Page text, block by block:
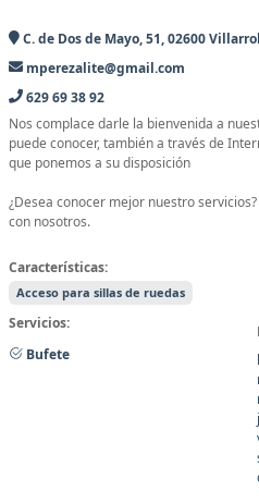
C. de Dos de Mayo, 51, 02600
mperezalite@gmail.com
629 69 38 92
Nos complace darle la bienvenida a
puede conocer, también a través de
que ponemos a su disposición
¿Desea conocer mejor nuestro
con nosotros.
Características:
Acceso para sillas de ruedas
Servicios:
Bufete